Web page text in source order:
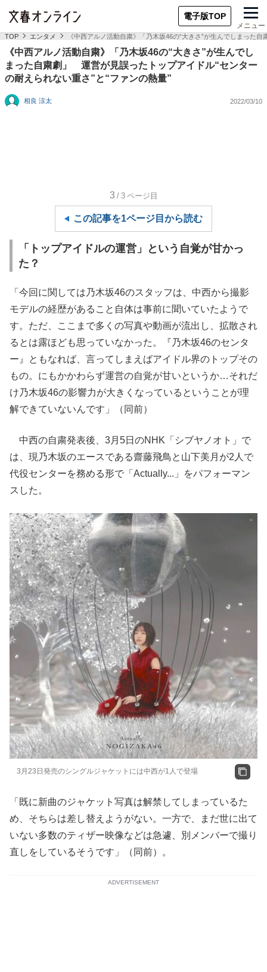
電子版TOP
メニュー
TOP エンタメ 《中西アルノ活動自粛》「乃木坂46の“大きさ”が生んでしまった
《中西アルノ活動自粛》「乃木坂46の“大きさ”が生んでし
まった自粛劇」 運営が見誤ったトップアイドル“センター
の耐えられない重さ”と“ファンの熱量”
相良 涼太 2022/03/10
3 /3 ページ目
この記事を1ページ目から読む
「トップアイドルの運営」という自覚が甘かっ
た？
「今回に関しては乃木坂46のスタッフは、中西から撮影
モデルの経歴があること自体は事前に聞いていたようで
す。ただ、ここまで多くの写真や動画が流出し、拡散され
るとは露ほども思っていなかった。『乃木坂46のセンタ
ー』ともなれば、言ってしまえばアイドル界のトップその
もの。にもかかわらず運営の自覚が甘いというか…それだ
け乃木坂46の影響力が大きくなっているということが理
解できていないんです」（同前）
中西の自粛発表後、3月5日のNHK「シブヤノオト」で
は、現乃木坂のエースである齋藤飛鳥と山下美月が2人で
代役センターを務める形で「Actually...」をパフォーマン
スした。
3月23日発売のシングルジャケットには中西が1人で登場
「既に新曲のジャケット写真は解禁してしまっているた
め、そちらは差し替えようがない。一方で、まだ世に出て
いない多数のティザー映像などは急遽、別メンバーで撮り
直しをしているそうです」（同前）。
ADVERTISEMENT